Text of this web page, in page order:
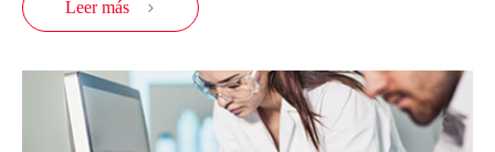
Leer más 